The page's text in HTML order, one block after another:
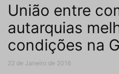
União entre
autarquias
condições na
22 de Janeiro de 2016